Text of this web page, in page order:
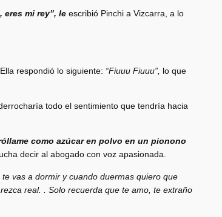
eres mi rey”, le escribió Pinchi a Vizcarra, a lo
respondió lo siguiente: “Fiuuu Fiuuu”, lo que
todo el sentimiento que tendría hacia
como azúcar en polvo en un pionono
decir al abogado con voz apasionada.
te vas a dormir y cuando duermas quiero que
real. . Solo recuerda que te amo, te extraño